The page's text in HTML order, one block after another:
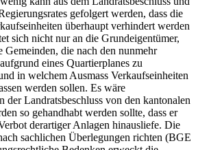
gefolgert werden, dass die
überhaupt verhindert werden
sich nicht nur an die Grundeigentümer,
Gemeinden, die nach den nunmehr
eines Quartierplanes zu
in welchem Ausmass Verkaufseinheiten
werden sollen. Es wäre
der Landratsbeschluss von den kantonalen
so gehandhabt werden sollte, dass er
derartiger Anlagen hinausliefe. Die
sachlichen Überlegungen richten (BGE